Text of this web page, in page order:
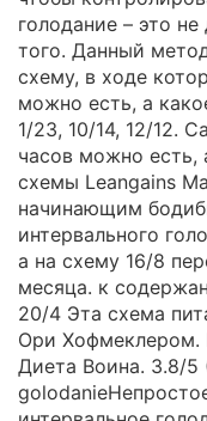
голодание – это
того. Данный
схему, в ходе
можно есть, а
1/23, 10/14, 12/12.
часов можно есть,
схемы Leangains
начинающим
интервального
а на схему 16/8
месяца. к
20/4 Эта схема
Ори Хофмеклером.
Диета Воина. 3.8/5